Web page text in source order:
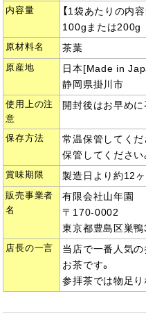
内容量
【1袋あたりの内容
100gまたは200g
原材料名 茶葉
原産地
日本[Made in
静岡県掛川市
使用上の注
意
開封後はお早めに
保存方法
常温保管してくだ
保管してください
賞味期限 製造日より約12ヶ
販売事業者
名
有限会社山年園
〒170-0002
東京都豊島区巣
店長の一言
当店で一番人気
お茶です。
参拝茶では物足